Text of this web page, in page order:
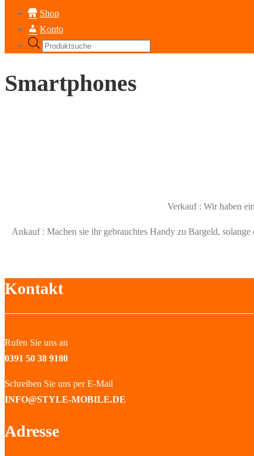
Shop
Konto
Products
Smartphones
Verkauf : Wir haben
Ankauf : Machen sie ihr gebrauchtes Handy zu Bargeld,
Kontakt
Rufen Sie uns an
0391 50 38 9180
Schreiben Sie uns per E-Mail
INFO@STYLE-MOBILE.DE
Adresse